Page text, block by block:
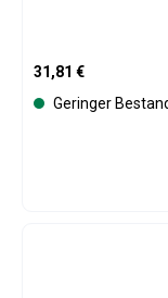
Regulärer Preis:
31,81 €
Geringer